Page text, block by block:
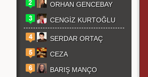
ORHAN GENCEBAY
CENGİZ KURTOĞLU
SERDAR ORTAÇ
CEZA
BARIŞ MANÇO